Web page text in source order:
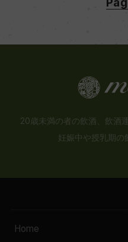
20歳未満の者の飲酒、飲酒
妊娠中や授乳期の
Home